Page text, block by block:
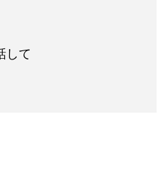
して